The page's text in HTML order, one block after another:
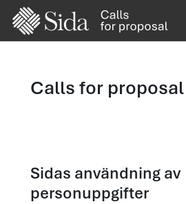
Gå direkt till huvudinnehåll
Calls for proposal
Sidas användning av
personuppgifter